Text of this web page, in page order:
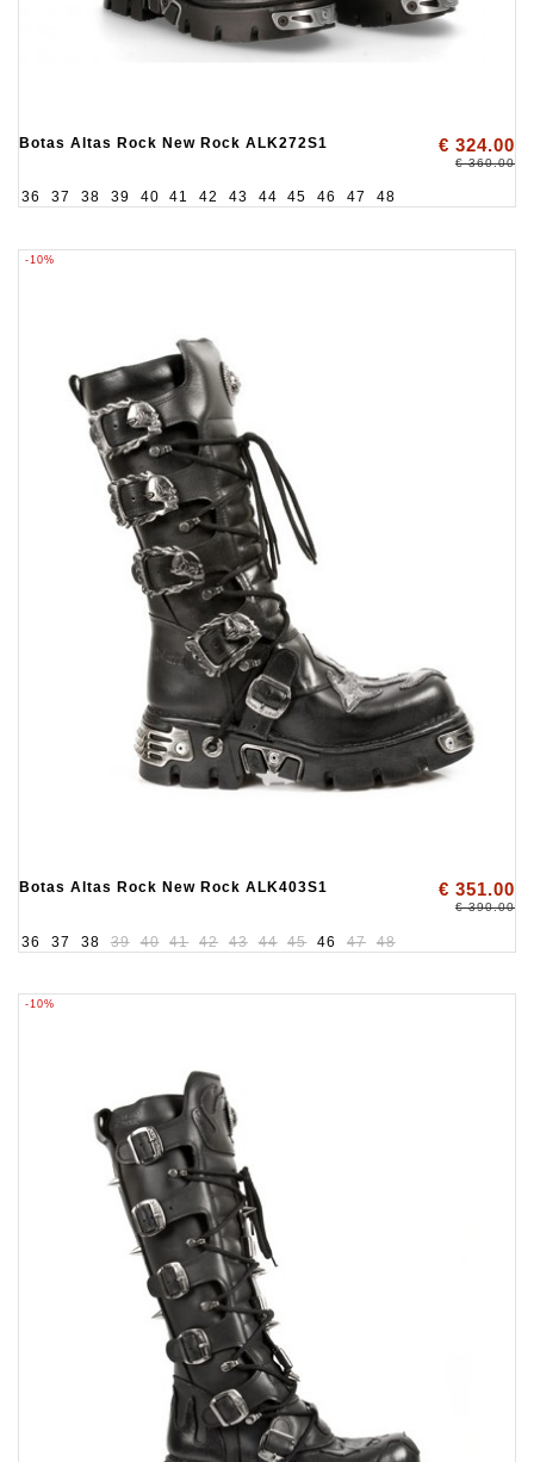
Botas Altas Rock New Rock ALK272S1 € 324.00
€ 360.00
36 37 38 39 40 41 42 43 44 45 46 47 48
-10%
Botas Altas Rock New Rock ALK403S1 € 351.00
€ 390.00
36 37 38 39 40 41 42 43 44 45 46 47 48
-10%